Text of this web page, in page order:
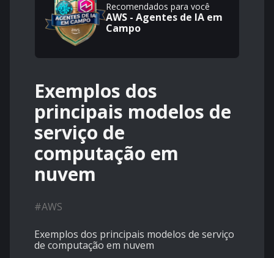
Recomendados para você
AWS - Agentes de IA em
Campo
Exemplos dos
principais modelos de
serviço de
computação em
nuvem
#AWS
Exemplos dos principais modelos de serviço
de computação em nuvem